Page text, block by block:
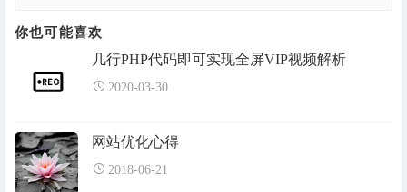
你也可能喜欢
几行PHP代码即可实现全屏VIP视频解析
2020-03-30
网站优化心得
2018-06-21